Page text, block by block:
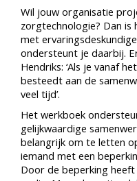
Wil jouw organisatie
zorgtechnologie? Dan is
met
ondersteunt je daarbij.
Hendriks: ‘Als je vanaf
besteedt aan de
veel tijd’.
Het werkboek
gelijkwaardige
belangrijk om te letten
iemand met een
Door de beperking